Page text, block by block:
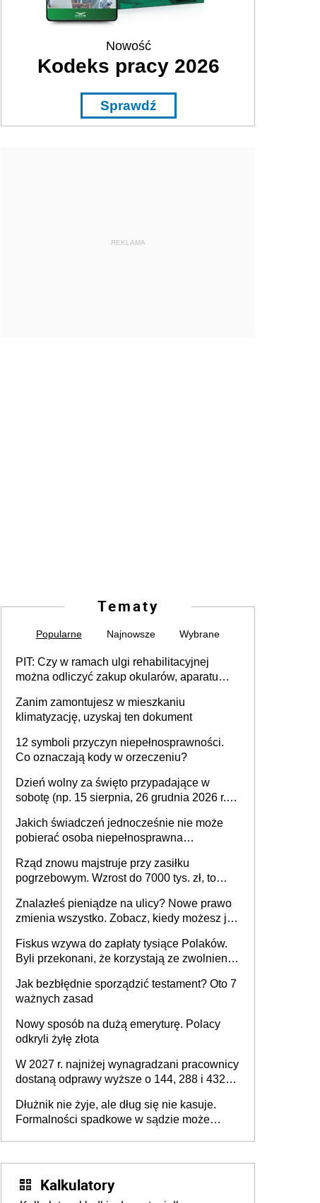
Nowość
Kodeks pracy 2026
Sprawdź
REKLAMA
Tematy
Popularne Najnowsze Wybrane
PIT: Czy w ramach ulgi rehabilitacyjnej
można odliczyć zakup okularów, aparatu
Zanim zamontujesz w mieszkaniu
klimatyzację, uzyskaj ten dokument
12 symboli przyczyn niepełnosprawności.
Co oznaczają kody w orzeczeniu?
Dzień wolny za święto przypadające w
sobotę (np. 15 sierpnia, 26 grudnia 2026 r.) –
pracodawcy (sektor prywatny i administracja
publiczna), najczęstsze pytania
Jakich świadczeń jednocześnie nie może
pobierać osoba niepełnosprawna
Rząd znowu majstruje przy zasiłku
pogrzebowym. Wzrost do 7000 tys. zł, to
Znalazłeś pieniądze na ulicy? Nowe prawo
zmienia wszystko. Zobacz, kiedy możesz je
Fiskus wzywa do zapłaty tysiące Polaków.
Byli przekonani, że korzystają ze zwolnienia
Jak bezbłędnie sporządzić testament? Oto 7
ważnych zasad
Nowy sposób na dużą emeryturę. Polacy
odkryli żyłę złota
W 2027 r. najniżej wynagradzani pracownicy
dostaną odprawy wyższe o 144, 288 i 432
Dłużnik nie żyje, ale dług się nie kasuje.
Formalności spadkowe w sądzie może
Kalkulatory